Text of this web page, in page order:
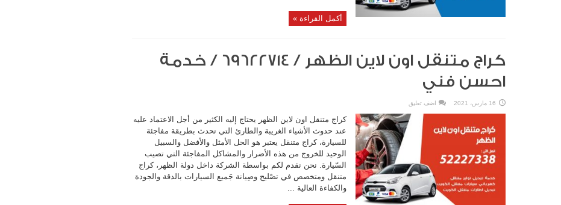
أكمل القراءة »
كراج متنقل اون لاين الظهر / 69622714‬ / خدمة
احسن فني
16 مارس، 2021 اضف تعليق
كراج متنقل اون لاين الظهر يحتاج إليه الكثير من أجل الاعتماد عليه
عند حدوث الأشياء الغريبة والطارئ التي تحدث بطريقة مفاجئة
للسيارة، كراج متنقل يعتبر هو الحل الأمثل والأفضل والسبيل
الوحيد للخروج من هذه الأضرار والمشاكل المفاجئة التي تصيب
السّيارة. نحن نقدم لكم بواسطة الشركة داخل دولة الظهر، كراج
متنقل ومتخصص في تصْليح وصِيانة جَميع السيارات بالدقة والجودة
والكفاءة العالية ...